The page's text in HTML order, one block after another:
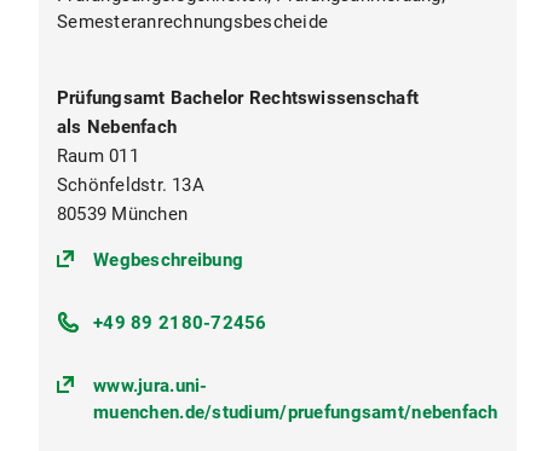
Problemen im Zivilrecht II Seminar (6
ECTS, 2 SWS)
Semesteranrechnungsbescheide
Prüfungsamt Bachelor Rechtswissenschaft
als Nebenfach
Raum 011
Schönfeldstr. 13A
80539 München
Wegbeschreibung
+49 89 2180-72456
www.jura.uni-
muenchen.de/studium/pruefungsamt/nebenfach